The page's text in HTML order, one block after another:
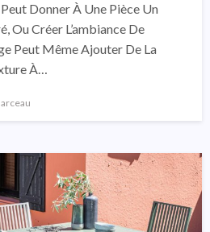
Donner À Une Pièce Un
Ou Créer L’ambiance De
Peut Même Ajouter De La
À…